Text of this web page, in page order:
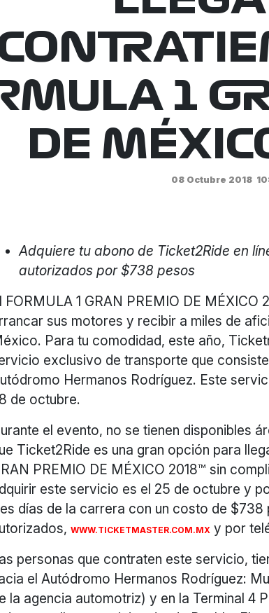
1
DE
08 Octubre 2018
Adquiere tu abono de Ticket2Ride en
autorizados por $738 pesos
FORMULA 1 GRAN PREMIO DE MÉXICO
sus motores y recibir a miles de
Para tu comodidad, este año,
exclusivo de transporte que
Hermanos Rodríguez. Este
de octubre.
el evento, no se tienen disponibles
Ticket2Ride es una gran opción para
PREMIO DE MÉXICO 2018™ sin
este servicio es el 25 de octubre y
días de la carrera con un costo de $738
WWW.TICKETMASTER.COM.MX y por
personas que contraten este servicio,
el Autódromo Hermanos Rodríguez:
la agencia automotriz) y en la Terminal 4